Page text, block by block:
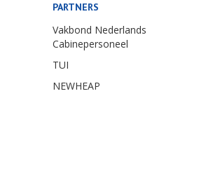
PARTNERS
Vakbond Nederlands
Cabinepersoneel
TUI
NEWHEAP